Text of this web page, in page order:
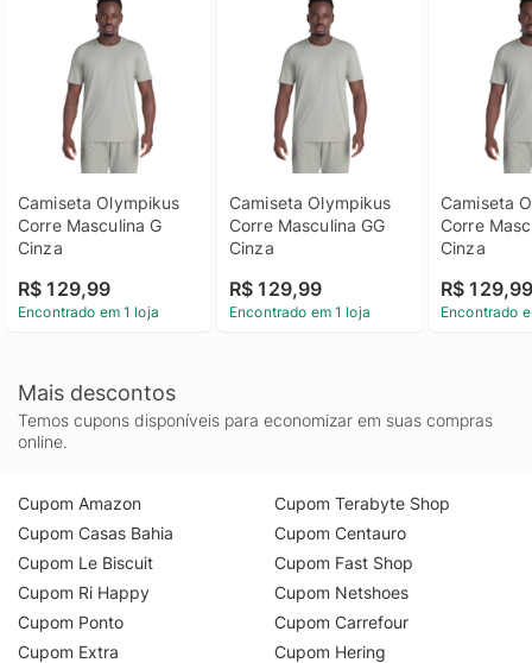
Camiseta Olympikus
Corre Masculina G
Cinza
R$ 129,99
Encontrado em 1 loja
Camiseta Olympikus
Corre Masculina GG
Cinza
R$ 129,99
Encontrado em 1 loja
Camiseta
Corre
Cinza
R$
Encontrado
Mais descontos
Temos cupons disponíveis para economizar em suas compras
online.
Cupom Amazon
Cupom Casas Bahia
Cupom Le Biscuit
Cupom Ri Happy
Cupom Ponto
Cupom Extra
Cupom Terabyte Shop
Cupom Centauro
Cupom Fast Shop
Cupom Netshoes
Cupom Carrefour
Cupom Hering